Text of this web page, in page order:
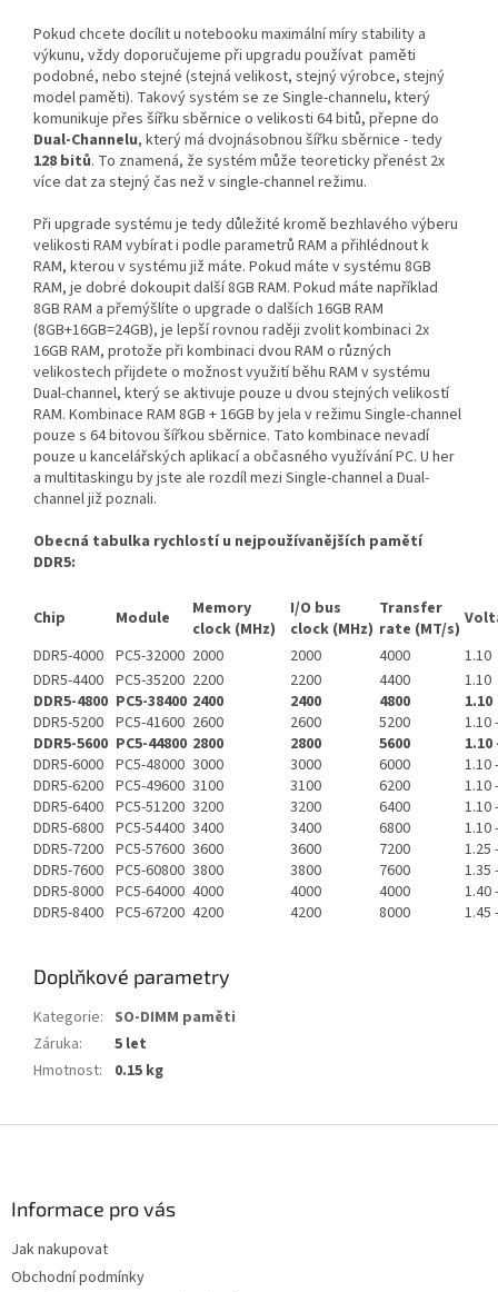
Pokud chcete docílit u notebooku maximální míry stability a
výkunu, vždy doporučujeme při upgradu používat paměti
podobné, nebo stejné (stejná velikost, stejný výrobce, stejný
model paměti). Takový systém se ze Single-channelu, který
komunikuje přes šířku sběrnice o velikosti 64 bitů, přepne do
Dual-Channelu, který má dvojnásobnou šířku sběrnice - tedy
128 bitů. To znamená, že systém může teoreticky přenést 2x
více dat za stejný čas než v single-channel režimu.
Při upgrade systému je tedy důležité kromě bezhlavého výberu
velikosti RAM vybírat i podle parametrů RAM a přihlédnout k
RAM, kterou v systému již máte. Pokud máte v systému 8GB
RAM, je dobré dokoupit další 8GB RAM. Pokud máte například
8GB RAM a přemýšlíte o upgrade o dalších 16GB RAM
(8GB+16GB=24GB), je lepší rovnou raději zvolit kombinaci 2x
16GB RAM, protože při kombinaci dvou RAM o různých
velikostech přijdete o možnost využití běhu RAM v systému
Dual-channel, který se aktivuje pouze u dvou stejných velikostí
RAM. Kombinace RAM 8GB + 16GB by jela v režimu Single-channel
pouze s 64 bitovou šířkou sběrnice. Tato kombinace nevadí
pouze u kancelářských aplikací a občasného využívání PC. U her
a multitaskingu by jste ale rozdíl mezi Single-channel a Dual-
channel již poznali.
Obecná tabulka rychlostí u nejpoužívanějších pamětí
DDR5:
Chip Module
Memory
clock (MHz)
I/O bus
clock (MHz)
Transfer
rate (MT/s)
DDR5-4000 PC5-32000 2000 2000 4000
1.10
DDR5-4400 PC5-35200 2200 2200 4400
1.10
DDR5-4800 PC5-38400 2400 2400 4800
1.10
DDR5-5200 PC5-41600 2600 2600 5200
1.10
DDR5-5600 PC5-44800 2800 2800 5600
1.10
DDR5-6000 PC5-48000 3000 3000 6000
1.10
DDR5-6200 PC5-49600 3100 3100 6200
1.10
DDR5-6400 PC5-51200 3200 3200 6400
1.10
DDR5-6800 PC5-54400 3400 3400 6800
1.10
DDR5-7200 PC5-57600 3600 3600 7200
1.25
DDR5-7600 PC5-60800 3800 3800 7600
1.35
DDR5-8000 PC5-64000 4000 4000 4000
1.40
DDR5-8400 PC5-67200 4200 4200 8000 1.45
Doplňkové parametry
Kategorie: SO-DIMM paměti
Záruka:
5 let
Hmotnost: 0.15 kg
Informace pro vás
Jak nakupovat
Obchodní podmínky